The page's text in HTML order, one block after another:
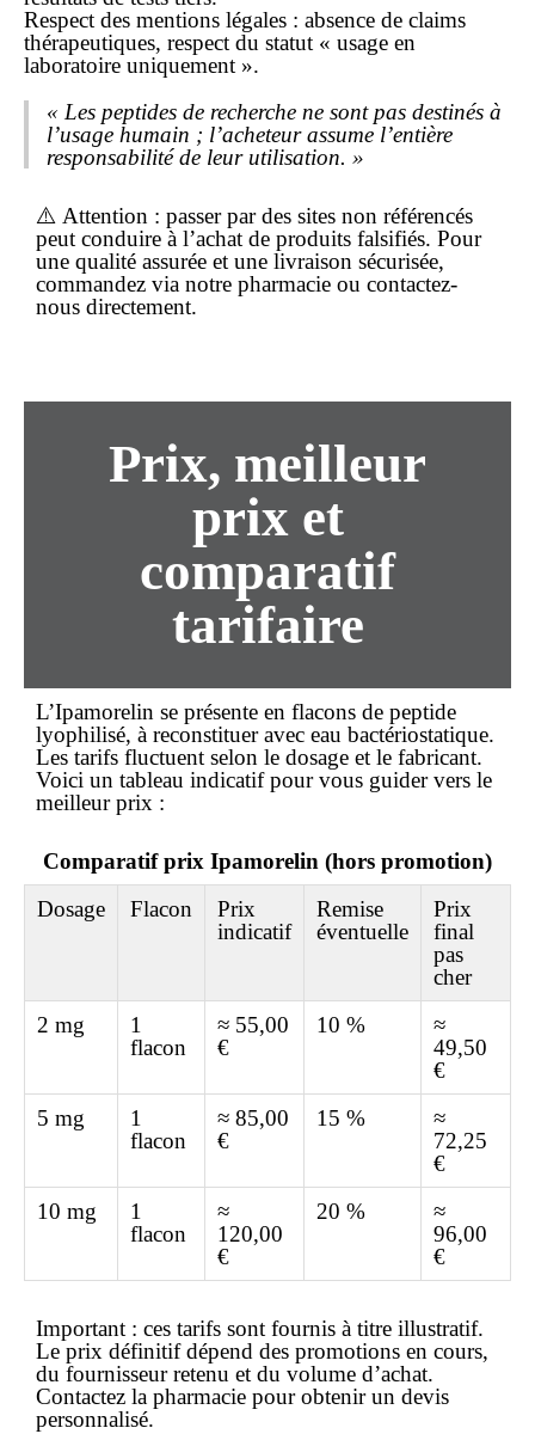
Respect des mentions légales : absence de claims
thérapeutiques, respect du statut « usage en
laboratoire uniquement ».
« Les peptides de recherche ne sont pas destinés à
l’usage humain ; l’acheteur assume l’entière
responsabilité de leur utilisation. »
⚠️ Attention : passer par des sites non référencés
peut conduire à l’achat de produits falsifiés. Pour
une qualité assurée et une livraison sécurisée,
commandez via notre pharmacie ou contactez-
nous directement.
Prix, meilleur
prixet
comparatif
tarifaire
L’Ipamorelin se présente en flacons de peptide
lyophilisé, à reconstituer avec eau bactériostatique.
Les tarifs fluctuent selon le dosage et le fabricant.
Voici un tableau indicatif pour vous guider vers le
meilleur prix :
Comparatif prix Ipamorelin (hors promotion)
Dosage
Flacon
Prix
indicatif
Remise
éventuelle
Prix
final
pas
cher
2 mg
1
flacon
≈ 55,00
€
10 %
≈
49,50
€
5 mg
1
flacon
≈ 85,00
€
15 %
≈
72,25
€
10 mg
1
flacon
≈
120,00
€
20 %
≈
96,00
€
Important : ces tarifs sont fournis à titre illustratif.
Le prix définitif dépend des promotions en cours,
du fournisseur retenu et du volume d’achat.
Contactez la pharmacie pour obtenir un devis
personnalisé.